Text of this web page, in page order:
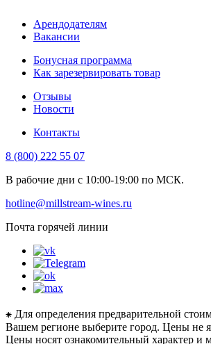
Арендодателям
Вакансии
Бонусная программа
Как зарезервировать товар
Отзывы
Новости
Контакты
8 (800) 222 55 07
В рабочие дни с 10:00-19:00 по МСК.
hotline@millstream-wines.ru
Почта горячей линии
⁕ Для определения предварительной
Вашем регионе выберите город. Цены не
Цены носят ознакомительный характер и